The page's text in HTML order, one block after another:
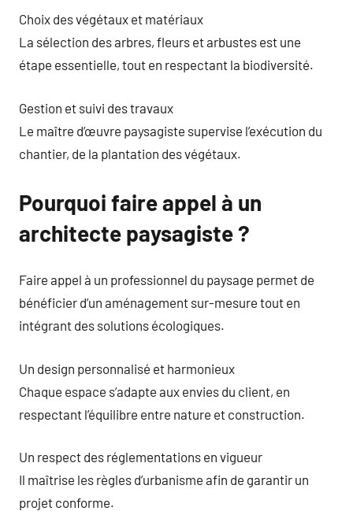
Choix des végétaux et matériaux
La sélection des arbres, fleurs et arbustes est une
étape essentielle, tout en respectant la biodiversité.
Gestion et suivi des travaux
Le maître d’œuvre paysagiste supervise l’exécution du
chantier, de la plantation des végétaux.
Pourquoi faire appel à un
architecte paysagiste ?
Faire appel à un professionnel du paysage permet de
bénéficier d’un aménagement sur-mesure tout en
intégrant des solutions écologiques.
Un design personnalisé et harmonieux
Chaque espace s’adapte aux envies du client, en
respectant l’équilibre entre nature et construction.
Un respect des réglementations en vigueur
Il maîtrise les règles d’urbanisme afin de garantir un
projet conforme.